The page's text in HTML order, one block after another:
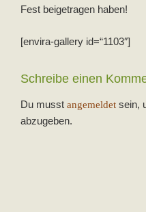
Fest beigetragen haben!
[envira-gallery id=“1103″]
Schreibe einen
Du musst angemeldet sein,
abzugeben.